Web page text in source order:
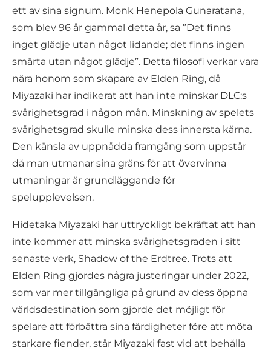
ett av sina signum. Monk Henepola Gunaratana,
som blev 96 år gammal detta år, sa ”Det finns
inget glädje utan något lidande; det finns ingen
smärta utan något glädje”. Detta filosofi verkar vara
nära honom som skapare av Elden Ring, då
Miyazaki har indikerat att han inte minskar DLC:s
svårighetsgrad i någon mån. Minskning av spelets
svårighetsgrad skulle minska dess innersta kärna.
Den känsla av uppnådda framgång som uppstår
då man utmanar sina gräns för att övervinna
utmaningar är grundläggande för
spelupplevelsen.
Hidetaka Miyazaki har uttryckligt bekräftat att han
inte kommer att minska svårighetsgraden i sitt
senaste verk, Shadow of the Erdtree. Trots att
Elden Ring gjordes några justeringar under 2022,
som var mer tillgängliga på grund av dess öppna
världsdestination som gjorde det möjligt för
spelare att förbättra sina färdigheter före att möta
starkare fiender, står Miyazaki fast vid att behålla